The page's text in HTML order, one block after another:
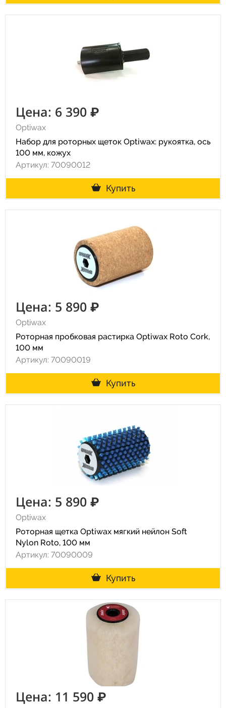
Цена: 6 390 ₽
Optiwax
Набор для роторных щеток Optiwax: рукоятка, ось
100 мм, кожух
Артикул: 70090012
Купить
Цена: 5 890 ₽
Optiwax
Роторная пробковая растирка Optiwax Roto Cork,
100 мм
Артикул: 70090019
Купить
Цена: 5 890 ₽
Optiwax
Роторная щетка Optiwax мягкий нейлон Soft
Nylon Roto, 100 мм
Артикул: 70090009
Купить
Цена: 11 590 ₽